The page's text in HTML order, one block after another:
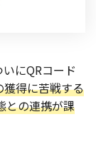
にQRコード
獲得に苦戦する
との連携が課